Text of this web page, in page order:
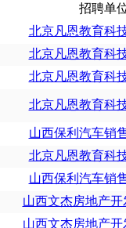
招聘单
北京凡恩教育科
北京凡恩教育科
北京凡恩教育科
北京凡恩教育科
山西保利汽车销
北京凡恩教育科
山西保利汽车销
山西文杰房地产
山西文杰房地产